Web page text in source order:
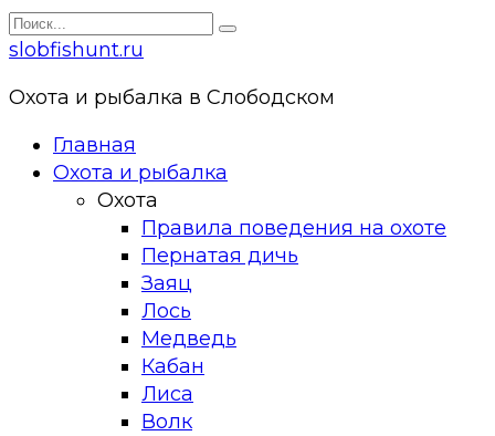
Перейти
к
Search
for:
slobfishunt.ru
Охота и рыбалка в Слободском
Главная
Охота и рыбалка
Охота
Правила поведения на охоте
Пернатая дичь
Заяц
Лось
Медведь
Кабан
Лиса
Волк